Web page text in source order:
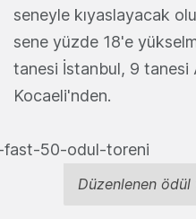
seneyle kıyaslayacak
sene yüzde 18'e
tanesi İstanbul, 9 tanesi
Kocaeli'nden.
Düzenlenen